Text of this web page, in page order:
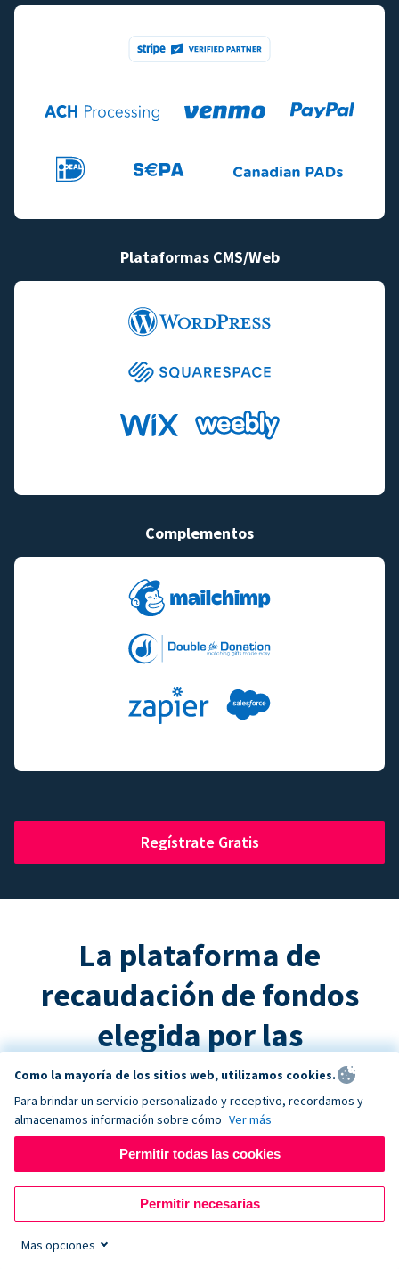
Plataformas CMS/Web
Complementos
Regístrate Gratis
La plataforma de
recaudación de fondos
elegida por las
organizaciones sin fines
de lucro exitosas
Como la mayoría de los sitios web, utilizamos cookies.
Para brindar un servicio personalizado y receptivo, recordamos y
almacenamos información sobre cómo Ver más
Permitir todas las cookies
Permitir necesarias
Mas opciones